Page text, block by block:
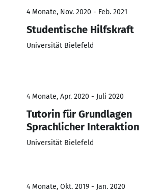
4 Monate, Nov. 2020 - Feb. 2021
Studentische Hilfskraft
Universität Bielefeld
4 Monate, Apr. 2020 - Juli 2020
Tutorin für Grundlagen
Sprachlicher Interaktion
Universität Bielefeld
4 Monate, Okt. 2019 - Jan. 2020